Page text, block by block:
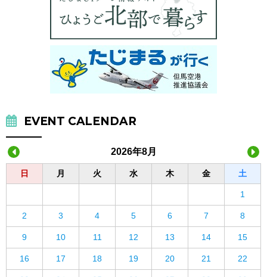
EVENT CALENDAR
2026年8月
日 月 火 水 木 金 土
1
2 3 4 5 6 7 8
9 10 11 12 13 14 15
16 17 18 19 20 21 22